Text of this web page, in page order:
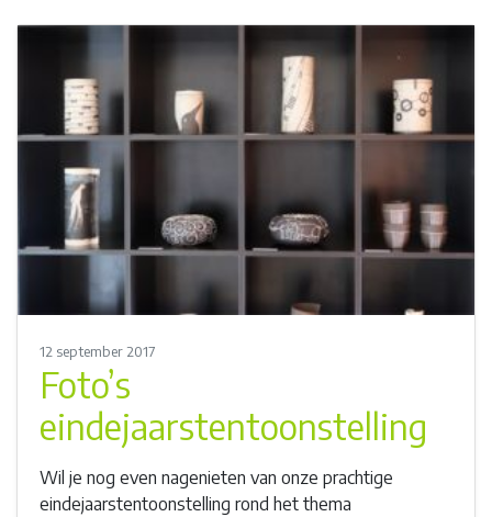
12 september 2017
Foto’s
eindejaarstentoonstelling
Wil je nog even nagenieten van onze prachtige
eindejaarstentoonstelling rond het thema